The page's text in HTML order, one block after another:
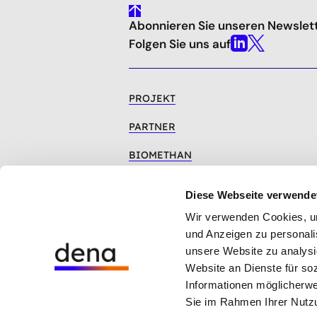
Diese Webseite
Wir verwenden Cookies,
und Anzeigen zu
unsere Website zu
Website an Dienste für
Informationen
Sie im Rahmen Ihrer
gehe
nach
oben
Abonnieren Sie unseren
Folgen Sie uns aufLinkedin
X
PROJEKT
PARTNER
BIOMETHAN
VERÖFFENTLICHUNGEN
Hinweisgebersystem der dena
Cookie-Einstellungen